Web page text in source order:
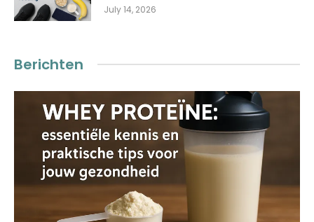
July 14, 2026
Berichten